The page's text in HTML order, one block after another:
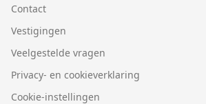
Contact
Vestigingen
Veelgestelde vragen
Privacy- en cookieverklaring
Cookie-instellingen